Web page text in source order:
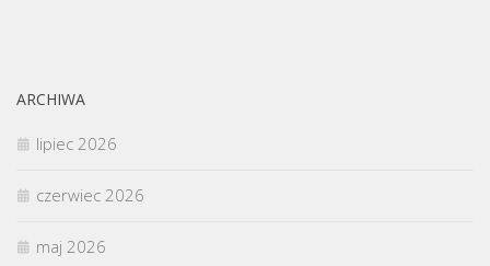
ARCHIWA
lipiec 2026
czerwiec 2026
maj 2026